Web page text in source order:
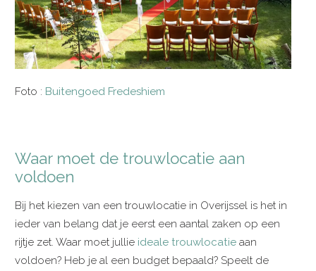
Foto : Buitengoed Fredeshiem
Waar moet de trouwlocatie aan
voldoen
Bij het kiezen van een trouwlocatie in Overijssel is het in
ieder van belang dat je eerst een aantal zaken op een
rijtje zet. Waar moet jullie ideale trouwlocatie aan
voldoen? Heb je al een budget bepaald? Speelt de